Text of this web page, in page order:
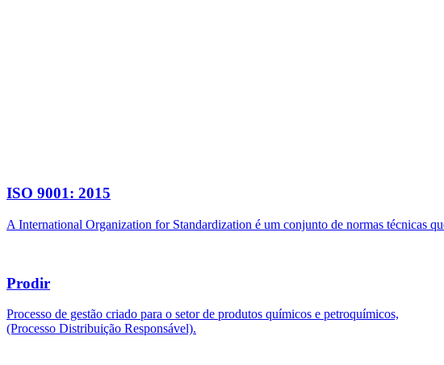
ISO 9001: 2015
A International Organization for Standardization é um conjunto de normas técnicas
Prodir
Processo de gestão criado para o setor de produtos químicos e petroquímicos,
(Processo Distribuição Responsável).